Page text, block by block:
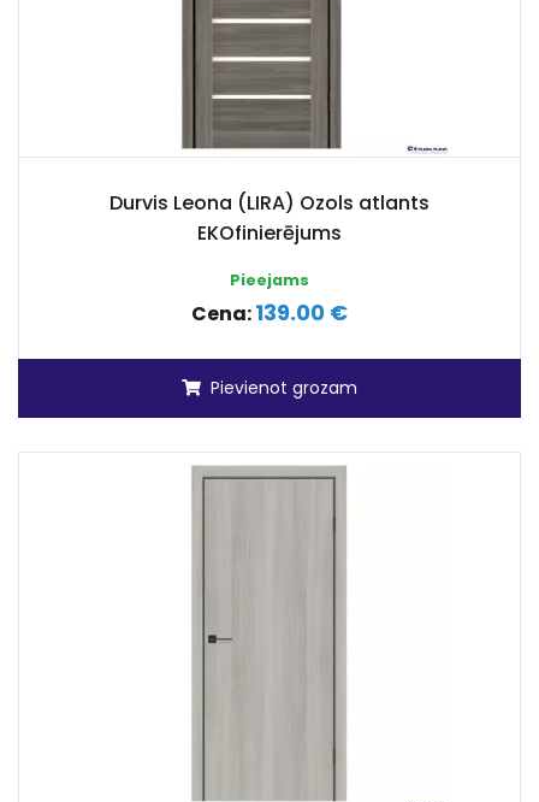
Durvis Leona (LIRA) Ozols atlants
EKOfinierējums
Pieejams
Cena:139.00 €
Pievienot grozam